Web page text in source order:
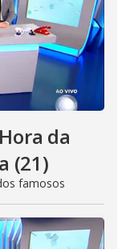
da
(21)
famosos